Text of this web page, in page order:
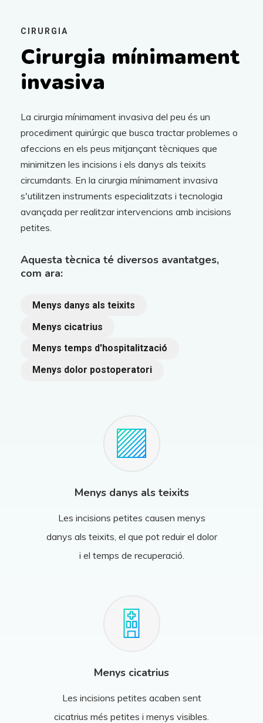
CIRURGIA
Cirurgia mínimament
invasiva
La cirurgia mínimament invasiva del peu és un
procediment quirúrgic que busca tractar problemes o
afeccions en els peus mitjançant tècniques que
minimitzen les incisions i els danys als teixits
circumdants. En la cirurgia mínimament invasiva
s'utilitzen instruments especialitzats i tecnologia
avançada per realitzar intervencions amb incisions
petites.
Aquesta tècnica té diversos avantatges,
com ara:
Menys danys als teixits
Menys cicatrius
Menys temps d'hospitalització
Menys dolor postoperatori
Menys danys als teixits
Les incisions petites causen menys
danys als teixits, el que pot reduir el dolor
i el temps de recuperació.
Menys cicatrius
Les incisions petites acaben sent
cicatrius més petites i menys visibles.